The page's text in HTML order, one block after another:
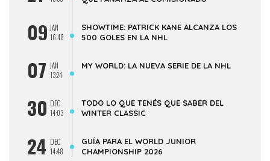
09 JAN
16:48
SHOWTIME: PATRICK KANE ALCANZA LOS
500 GOLES EN LA NHL
07 JAN
13:24
MY WORLD: LA NUEVA SERIE DE LA NHL
30 DEC
14:03
TODO LO QUE TENÉS QUE SABER DEL
WINTER CLASSIC
24 DEC
14:48
GUÍA PARA EL WORLD JUNIOR
CHAMPIONSHIP 2026